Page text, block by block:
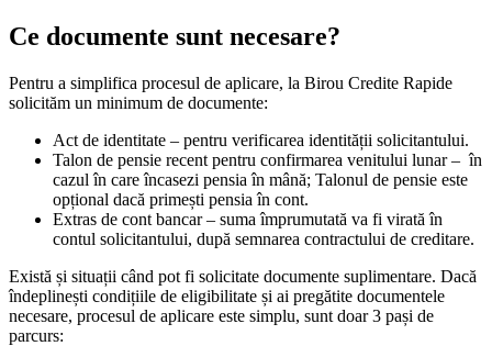
Ce documente sunt necesare?
Pentru a simplifica procesul de aplicare, la Birou Credite Rapide
solicităm un minimum de documente:
Act de identitate – pentru verificarea identității solicitantului.
Talon de pensie recent pentru confirmarea venitului lunar – în
cazul în care încasezi pensia în mână; Talonul de pensie este
opțional dacă primești pensia în cont.
Extras de cont bancar – suma împrumutată va fi virată în
contul solicitantului, după semnarea contractului de creditare.
Există și situații când pot fi solicitate documente suplimentare. Dacă
îndeplinești condițiile de eligibilitate și ai pregătite documentele
necesare, procesul de aplicare este simplu, sunt doar 3 pași de
parcurs: